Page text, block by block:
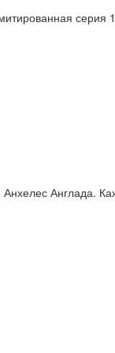
серия
Анхелес Англада.